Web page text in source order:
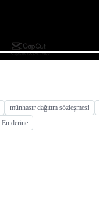
münhasır dağıtım sözleşmesi
En derine